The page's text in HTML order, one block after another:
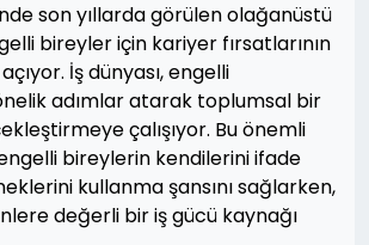
son yıllarda görülen olağanüstü
bireyler için kariyer fırsatlarının
İş dünyası, engelli
adımlar atarak toplumsal bir
çalışıyor. Bu önemli
bireylerin kendilerini ifade
kullanma şansını sağlarken,
değerli bir iş gücü kaynağı